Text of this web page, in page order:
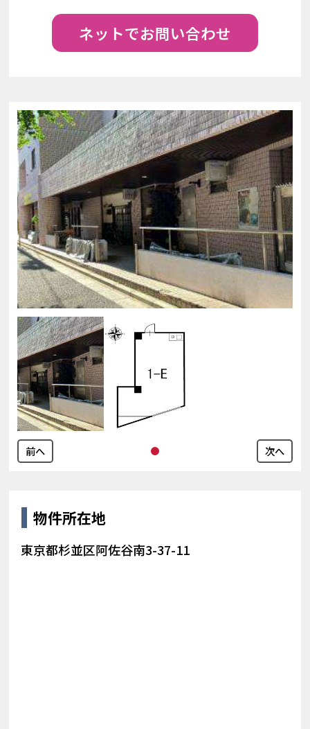
ネットでお問い合わせ
前へ 次へ
物件所在地
東京都杉並区阿佐谷南3-37-11